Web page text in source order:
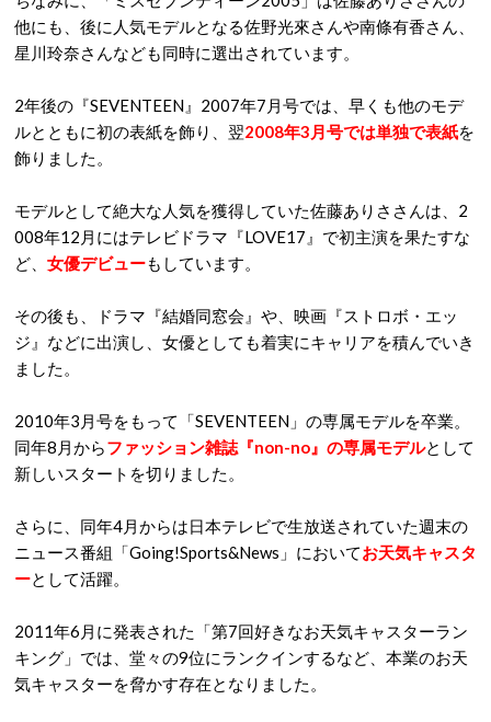
他にも、後に人気モデルとなる佐野光來さんや南條有香さん、
星川玲奈さんなども同時に選出されています。
2年後の『SEVENTEEN』2007年7月号では、早くも他のモデ
ルとともに初の表紙を飾り、翌2008年3月号では単独で表紙を
飾りました。
モデルとして絶大な人気を獲得していた佐藤ありささんは、2
008年12月にはテレビドラマ『LOVE17』で初主演を果たすな
ど、 女優デビューもしています。
その後も、ドラマ『結婚同窓会』や、映画『ストロボ・エッ
ジ』などに出演し、女優としても着実にキャリアを積んでいき
ました。
2010年3月号をもって「SEVENTEEN」の専属モデルを卒業。
同年8月からファッション雑誌『non-no』の専属モデルとして
新しいスタートを切りました。
さらに、同年4月からは日本テレビで生放送されていた週末の
ニュース番組「Going!Sports&News」においてお天気キャスタ
ーとして活躍。
2011年6月に発表された「第7回好きなお天気キャスターラン
キング」では、堂々の9位にランクインするなど、本業のお天
気キャスターを脅かす存在となりました。